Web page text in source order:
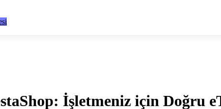
İşletmeniz için Doğru